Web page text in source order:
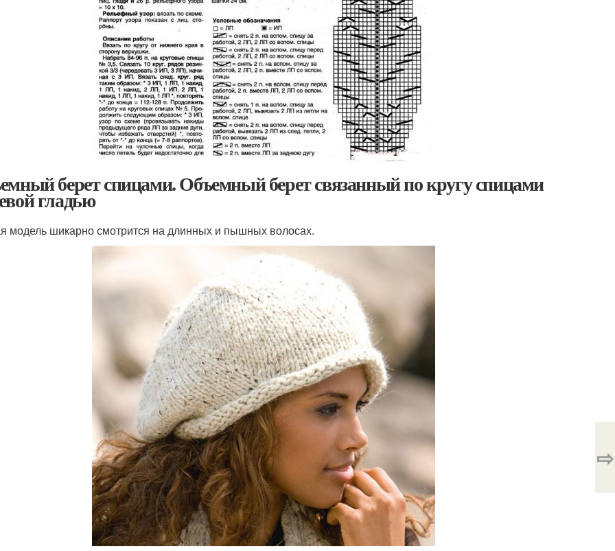
берет спицами. Объемный берет связанный по кругу спицами
гладью
модель шикарно смотрится на длинных и пышных волосах.
⇨